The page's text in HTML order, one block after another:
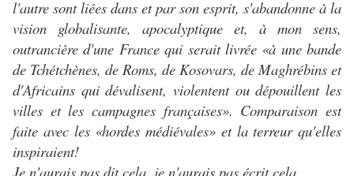
l'autre sont liées dans et par son esprit, s'abandonne à la
vision globalisante, apocalyptique et, à mon sens,
outrancière d'une France qui serait livrée «à une bande
de Tchétchènes, de Roms, de Kosovars, de Maghrébins et
d'Africains qui dévalisent, violentent ou dépouillent les
villes et les campagnes françaises». Comparaison est
faite avec les «hordes médiévales» et la terreur qu'elles
inspiraient!
Je n'aurais pas dit cela, je n'aurais pas écrit cela.